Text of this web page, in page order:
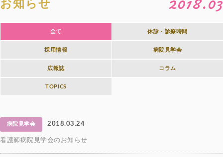
お知らせ
全て 休診・診療時間
採用情報 病院見学会
広報誌 コラム
TOPICS
病院見学会 2018.03.24
看護師病院見学会のお知らせ